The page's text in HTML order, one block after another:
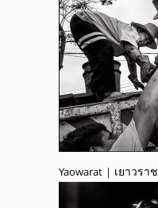
Yaowarat | เยาวราช